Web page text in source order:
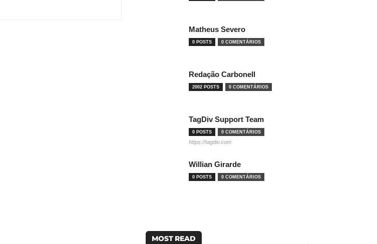
Matheus Severo
0 POSTS 0 COMENTÁRIOS
Redação Carbonell
2002 POSTS 0 COMENTÁRIOS
TagDiv Support Team
0 POSTS 0 COMENTÁRIOS
https://tagdiv.com
Willian Girarde
0 POSTS 0 COMENTÁRIOS
MOST READ